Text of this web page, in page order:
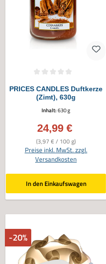
PRICES CANDLES Duftkerze
(Zimt), 630g
Inhalt:630 g
Verkaufspreis:
24,99 €
(3,97 € / 100 g)
Preise inkl. MwSt. zzgl.
Versandkosten
In den Einkaufswagen
-20%